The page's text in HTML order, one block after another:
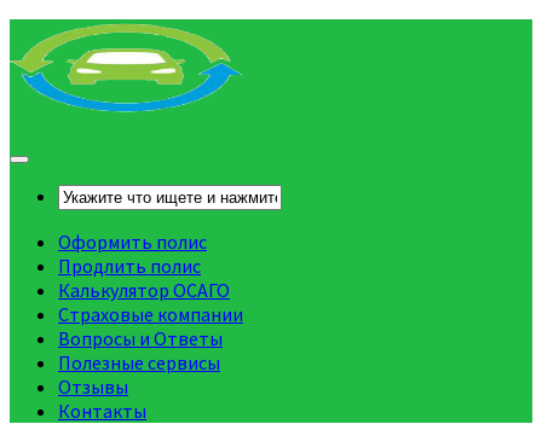
Оформить полис
Продлить полис
Калькулятор ОСАГО
Страховые компании
Вопросы и Ответы
Полезные сервисы
Отзывы
Контакты